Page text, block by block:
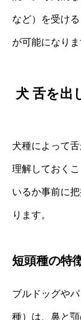
など）を受け
が可能になりま
犬 舌を出
犬種によって
理解しておく
いるか事前に
ります。
短頭種の特
ブルドッグや
種）は、鼻と